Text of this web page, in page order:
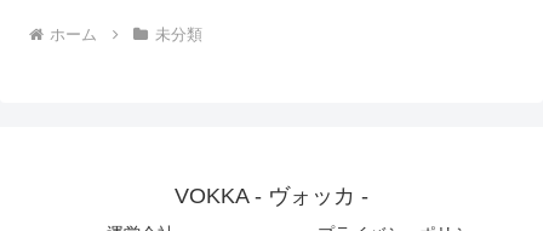
ホーム 未分類
VOKKA - ヴォッカ -